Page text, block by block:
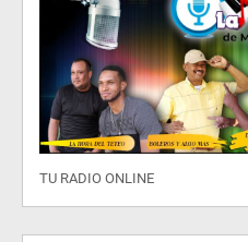
TU RADIO ONLINE